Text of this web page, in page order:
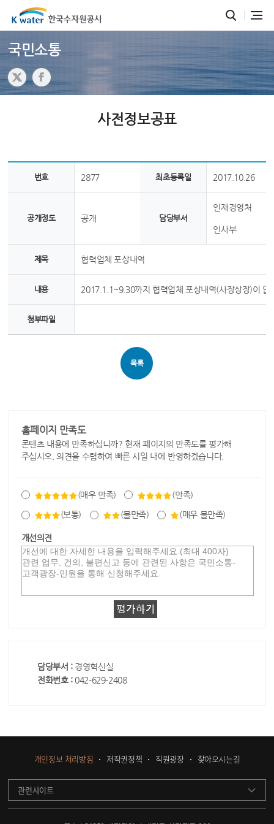
국민소통
사전정보공표
번호 2877 최초등록일 2017.10.26
공개정도 공개 담당부서
인재경영처
인사부
제목 협력업체 포상내역
내용 2017.1.1~9.30까지 협력업체 포상내역(사장상장)이 없
첨부파일
목록
홈페이지 만족도
콘텐츠 내용에 만족하십니까? 현재 페이지의 만족도를 평가해
주십시오. 의견을 수렴하여 빠른 시일 내에 반영하겠습니다.
(매우 만족) (만족)
(보통) (불만족) (매우 불만족)
개선의견
담당부서 : 경영혁신실
전화번호 : 042-629-2408
개인정보 처리방침 저작권정책 직원광장 찾아오시는길
관련사이트